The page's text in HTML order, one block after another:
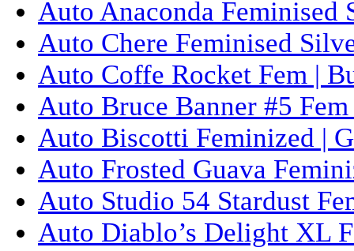
Auto Anaconda Feminised
Auto Chere Feminised
Auto Coffe Rocket Fem |
Auto Bruce Banner #5
Auto Biscotti Feminized |
Auto Frosted Guava
Auto Studio 54 Stardust
Auto Diablo’s Delight XL